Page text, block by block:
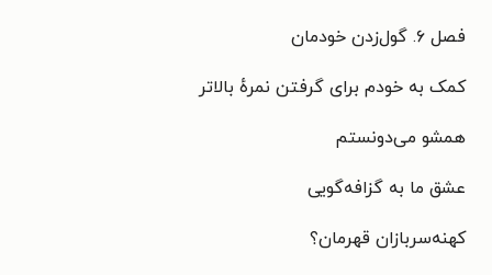
فصل ۶. گول‌زدن خودمان
کمک به خودم برای گرفتن نمرهٔ بالاتر
همشو می‌دونستم
عشق ما به گزافه‌گویی
کهنه‌سربازان قهرمان؟